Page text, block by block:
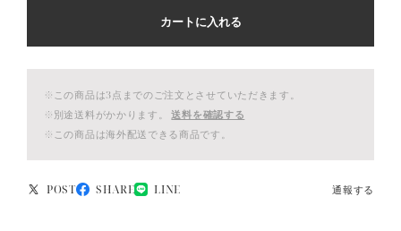
カートに入れる
※この商品は3点までのご注文とさせていただきます。
※別途送料がかかります。
送料を確認する
※この商品は海外配送できる商品です。
POST SHARE LINE 通報する